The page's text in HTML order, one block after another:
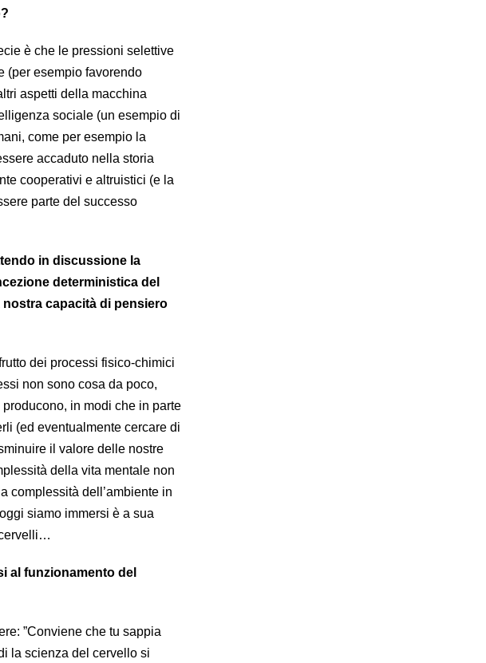
è che le pressioni selettive
(per esempio favorendo
aspetti della macchina
sociale (un esempio di
come per esempio la
accaduto nella storia
cooperativi e altruistici (e la
parte del successo
in discussione la
deterministica del
nostra capacità di pensiero
dei processi fisico-chimici
non sono cosa da poco,
in modi che in parte
(ed eventualmente cercare di
il valore delle nostre
della vita mentale non
complessità dell’ambiente in
siamo immersi è a sua
al funzionamento del
”Conviene che tu sappia
la scienza del cervello si